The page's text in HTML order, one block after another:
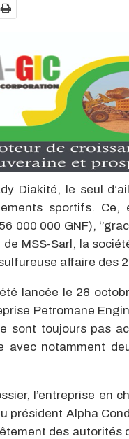
Diakité, le seul
sportifs. Ce,
000 000 GNF),
MSS-Sarl, la
affaire des
lancée le 28
Petromane
sont toujours pas
avec notamment
l’entreprise en
président Alpha
des autorités